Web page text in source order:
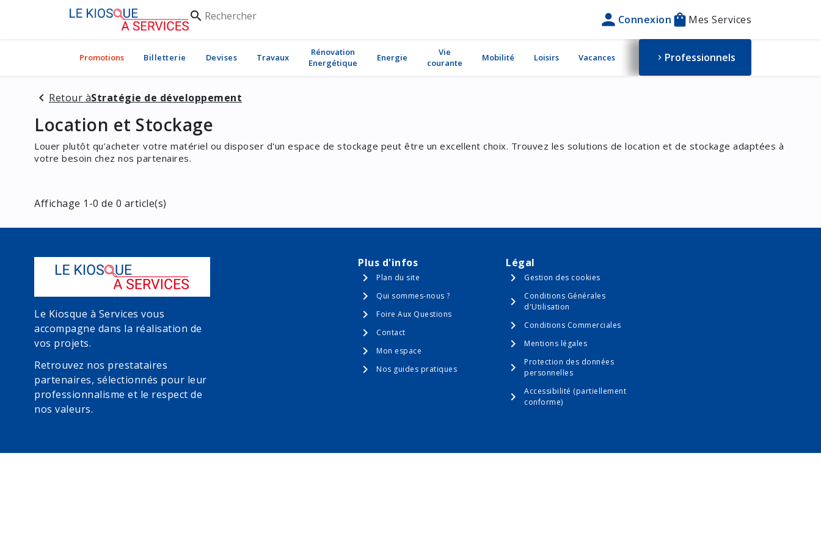
search
Rechercher person Connexion shopping_bag Mes Services
Promotions Billetterie Devises Travaux
Rénovation
Energétique
Energie
Vie
courante
Mobilité Loisirs Vacances chevron_right Professionnels
Retour àStratégie de développement
Location et Stockage
Louer plutôt qu’acheter votre matériel ou disposer d'un espace de stockage peut être un excellent choix. Trouvez les solutions de location et de stockage adaptées à
votre besoin chez nos partenaires.
Affichage 1-0 de 0 article(s)
Le Kiosque à Services vous
accompagne dans la réalisation de
vos projets.
Retrouvez nos prestataires
partenaires, sélectionnés pour leur
professionnalisme et le respect de
nos valeurs.
Plus d'infos
Plan du site
Qui sommes-nous ?
Foire Aux Questions
Contact
Mon espace
Nos guides pratiques
Légal
Gestion des cookies
Conditions Générales
d'Utilisation
Conditions Commerciales
Mentions légales
Protection des données
personnelles
Accessibilité (partiellement
conforme)